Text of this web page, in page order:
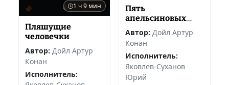
1 ч 9 мин
Пляшущие
человечки
Автор: Дойл Артур
Конан
Исполнитель:
Пять
апельсиновых
зёрнышек
Автор: Дойл Артур
Конан
Исполнитель:
Яковлев-Суханов
Юрий